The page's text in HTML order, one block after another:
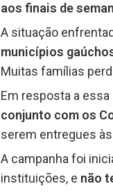
aos finais de
A situação
municípios
Muitas famílias
Em resposta a
conjunto com os
serem entregues
A campanha foi
instituições, e não